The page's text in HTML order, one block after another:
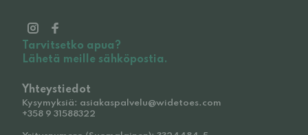
Tarvitsetko apua?
Lähetä meille sähköpostia.
Yhteystiedot
Kysymyksiä: asiakaspalvelu@widetoes.com
+358 9 31588322